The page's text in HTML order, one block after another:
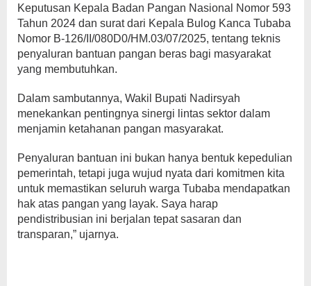
Keputusan Kepala Badan Pangan Nasional Nomor 593
Tahun 2024 dan surat dari Kepala Bulog Kanca Tubaba
Nomor B-126/II/080D0/HM.03/07/2025, tentang teknis
penyaluran bantuan pangan beras bagi masyarakat
yang membutuhkan.
Dalam sambutannya, Wakil Bupati Nadirsyah
menekankan pentingnya sinergi lintas sektor dalam
menjamin ketahanan pangan masyarakat.
Penyaluran bantuan ini bukan hanya bentuk kepedulian
pemerintah, tetapi juga wujud nyata dari komitmen kita
untuk memastikan seluruh warga Tubaba mendapatkan
hak atas pangan yang layak. Saya harap
pendistribusian ini berjalan tepat sasaran dan
transparan,” ujarnya.